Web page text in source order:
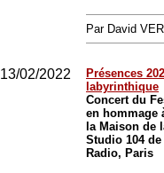
Par David
13/02/2022
Présences
labyrinthique
Concert du
en hommage
la Maison de
Studio 104
Radio, Paris